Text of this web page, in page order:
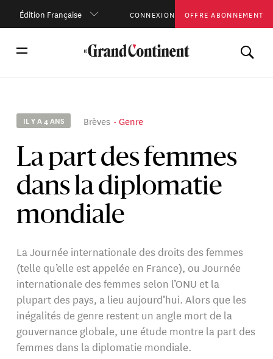
Édition Française CONNEXION OFFRE ABONNEMENT
IL Y A 4 ANS Brèves Genre
La part des femmes
dans la diplomatie
mondiale
La Journée internationale des droits des femmes
(telle qu’elle est appelée en France), ou Journée
internationale des femmes selon l’ONU et la
plupart des pays, a lieu aujourd’hui. Alors que les
inégalités de genre restent un angle mort de la
gouvernance globale, une étude montre la part des
femmes dans la diplomatie mondiale.